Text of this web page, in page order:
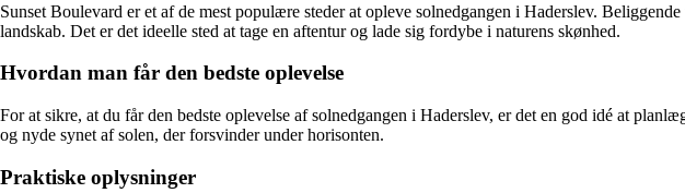
Sunset Boulevard er et af de mest populære steder at opleve solnedgangen i Haderslev.
landskab. Det er det ideelle sted at tage en aftentur og lade sig fordybe i naturens skønhed.
Hvordan man får den bedste oplevelse
For at sikre, at du får den bedste oplevelse af solnedgangen i Haderslev, er det en god idé at
og nyde synet af solen, der forsvinder under horisonten.
Praktiske oplysninger